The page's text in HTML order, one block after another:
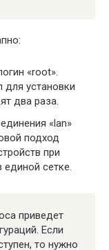
«root».
для установки
два раза.
«lan»
подход
при
единой сетке.
приведет
Если
то нужно